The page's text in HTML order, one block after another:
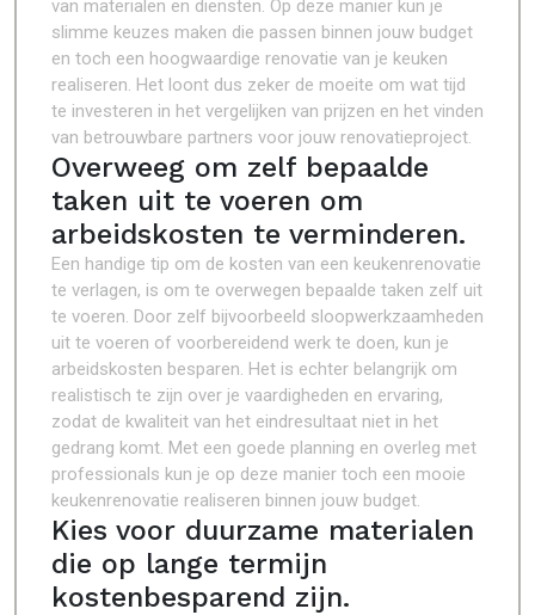
van materialen en diensten. Op deze manier kun je
slimme keuzes maken die passen binnen jouw budget
en toch een hoogwaardige renovatie van je keuken
realiseren. Het loont dus zeker de moeite om wat tijd
te investeren in het vergelijken van prijzen en het vinden
van betrouwbare partners voor jouw renovatieproject.
Overweeg om zelf bepaalde
taken uit te voeren om
arbeidskosten te verminderen.
Een handige tip om de kosten van een keukenrenovatie
te verlagen, is om te overwegen bepaalde taken zelf uit
te voeren. Door zelf bijvoorbeeld sloopwerkzaamheden
uit te voeren of voorbereidend werk te doen, kun je
arbeidskosten besparen. Het is echter belangrijk om
realistisch te zijn over je vaardigheden en ervaring,
zodat de kwaliteit van het eindresultaat niet in het
gedrang komt. Met een goede planning en overleg met
professionals kun je op deze manier toch een mooie
keukenrenovatie realiseren binnen jouw budget.
Kies voor duurzame materialen
die op lange termijn
kostenbesparend zijn.